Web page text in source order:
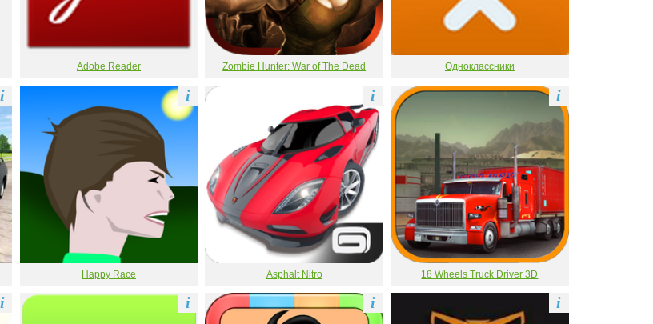
Adobe Reader Zombie Hunter: War of The Dead Одноклассники
i
Happy Race
i
Asphalt Nitro
i
18 Wheels Truck Driver 3D
i
i i i i